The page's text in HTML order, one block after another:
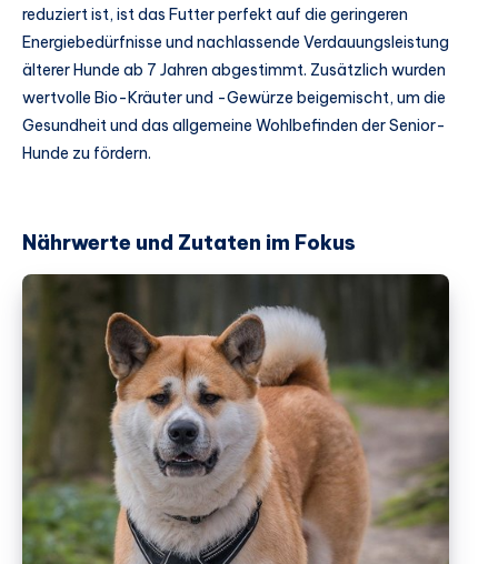
reduziert ist, ist das Futter perfekt auf die geringeren
Energiebedürfnisse und nachlassende Verdauungsleistung
älterer Hunde ab 7 Jahren abgestimmt. Zusätzlich wurden
wertvolle Bio-Kräuter und -Gewürze beigemischt, um die
Gesundheit und das allgemeine Wohlbefinden der Senior-
Hunde zu fördern.
Nährwerte und Zutaten im Fokus